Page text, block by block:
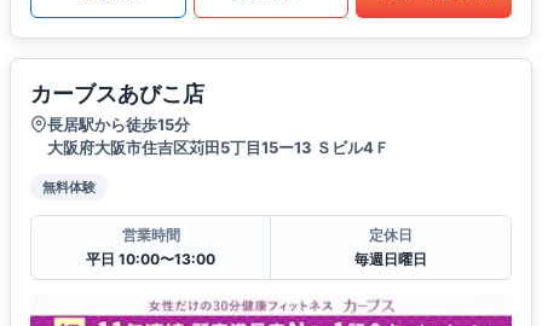
カーブスあびこ店
長居駅から徒歩15分
大阪府大阪市住吉区苅田5丁目15ー13 Ｓビル4Ｆ
無料体験
営業時間
平日 10:00〜13:00
定休日
毎週日曜日